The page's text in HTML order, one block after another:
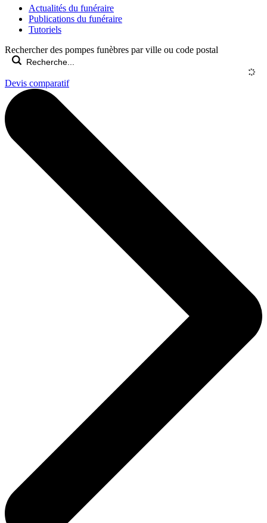
Actualités du funéraire
Publications du funéraire
Tutoriels
Rechercher des pompes funèbres par ville ou code postal
Devis comparatif